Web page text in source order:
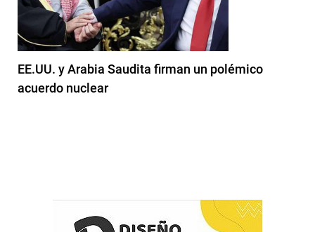
EE.UU. y Arabia Saudita firman un polémico
acuerdo nuclear